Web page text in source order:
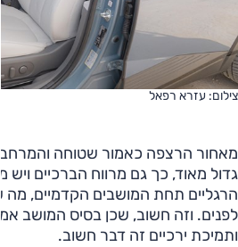
צילום: עזרא רפאל
מאחור הרצפה כאמור שטוחה
גדול מאוד, כך גם מרווח הברכיים ויש
הרגליים תחת המושבים הקדמיים, מה
לפנים. וזה חשוב, שכן בסיס המושב
ותמיכת ירכיים זה דבר חשוב.